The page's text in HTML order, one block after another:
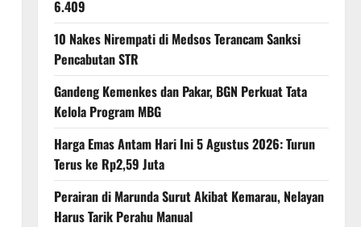
6.409
10 Nakes Nirempati di Medsos Terancam Sanksi
Pencabutan STR
Gandeng Kemenkes dan Pakar, BGN Perkuat Tata
Kelola Program MBG
Harga Emas Antam Hari Ini 5 Agustus 2026: Turun
Terus ke Rp2,59 Juta
Perairan di Marunda Surut Akibat Kemarau, Nelayan
Harus Tarik Perahu Manual